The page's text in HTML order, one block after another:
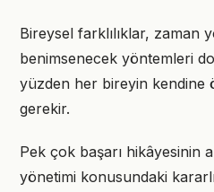
Bireysel farklılıklar, zaman
benimsenecek yöntemleri
yüzden her bireyin kendine
gerekir.
Pek çok başarı hikâyesinin
yönetimi konusundaki